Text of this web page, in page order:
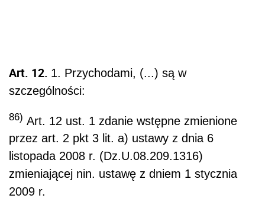
Art. 12. 1. Przychodami, (...) są w
szczególności:
86) Art. 12 ust. 1 zdanie wstępne zmienione
przez art. 2 pkt 3 lit. a) ustawy z dnia 6
listopada 2008 r. (Dz.U.08.209.1316)
zmieniającej nin. ustawę z dniem 1 stycznia
2009 r.